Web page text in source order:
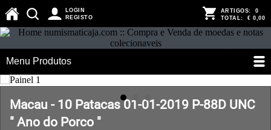
LOGIN
REGISTO
ARTIGOS: 0
TOTAL: € 0,00
Menu Produtos
Macau - 10 Patacas 01-01-2019 P-88D UNC
" Ano do Porco "